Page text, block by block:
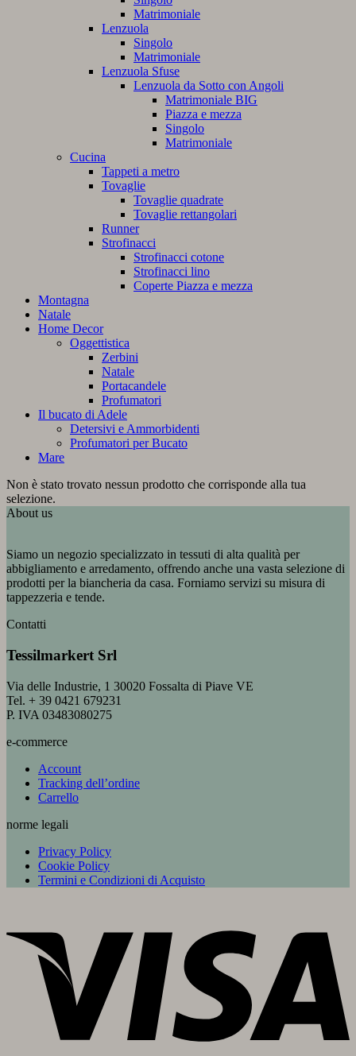
Matrimoniale
Lenzuola
Singolo
Matrimoniale
Lenzuola Sfuse
Lenzuola da Sotto con Angoli
Matrimoniale BIG
Piazza e mezza
Singolo
Matrimoniale
Cucina
Tappeti a metro
Tovaglie
Tovaglie quadrate
Tovaglie rettangolari
Runner
Strofinacci
Strofinacci cotone
Strofinacci lino
Coperte Piazza e mezza
Montagna
Natale
Home Decor
Oggettistica
Zerbini
Natale
Portacandele
Profumatori
Il bucato di Adele
Detersivi e Ammorbidenti
Profumatori per Bucato
Mare
Non è stato trovato nessun prodotto che corrisponde alla tua
selezione.
About us
Siamo un negozio specializzato in tessuti di alta qualità per
abbigliamento e arredamento, offrendo anche una vasta selezione di
prodotti per la biancheria da casa. Forniamo servizi su misura di
tappezzeria e tende.
Contatti
Tessilmarkert Srl
Via delle Industrie, 1 30020 Fossalta di Piave VE
Tel. + 39 0421 679231
P. IVA 03483080275
e-commerce
Account
Tracking dell’ordine
Carrello
norme legali
Privacy Policy
Cookie Policy
Termini e Condizioni di Acquisto